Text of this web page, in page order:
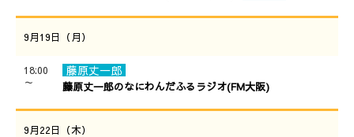
9月19日（月）
18:00
～
藤原丈一郎
藤原丈一郎のなにわんだふるラジオ(FM大阪)
9月22日（木）